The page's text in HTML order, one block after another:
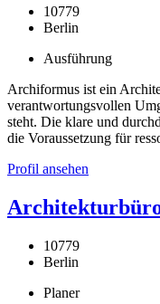
10779
Berlin
Ausführung
Archiformus ist ein
verantwortungsvollen
steht. Die klare und
die Voraussetzung für
Profil ansehen
10779
Berlin
Planer